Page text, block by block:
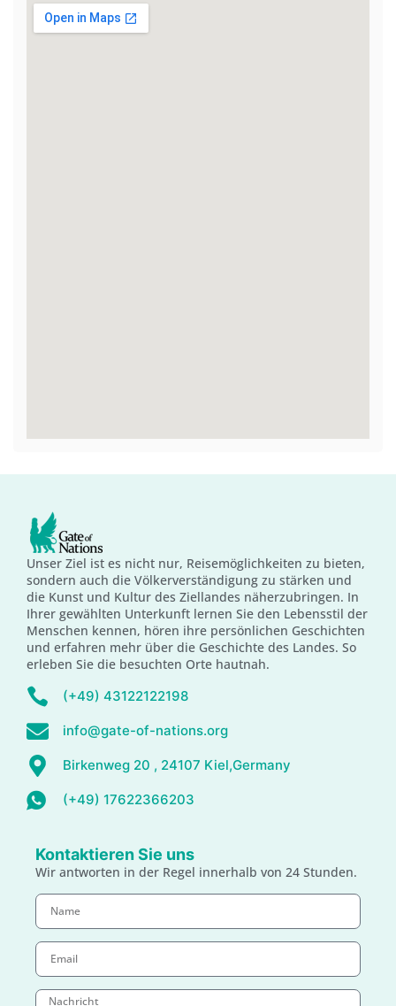
Unser Ziel ist es nicht nur, Reisemöglichkeiten zu bieten,
sondern auch die Völkerverständigung zu stärken und
die Kunst und Kultur des Ziellandes näherzubringen. In
Ihrer gewählten Unterkunft lernen Sie den Lebensstil der
Menschen kennen, hören ihre persönlichen Geschichten
und erfahren mehr über die Geschichte des Landes. So
erleben Sie die besuchten Orte hautnah.
(+49) 43122122198
info@gate-of-nations.org
Birkenweg 20 , 24107 Kiel,Germany
(+49) 17622366203
Kontaktieren Sie uns
Wir antworten in der Regel innerhalb von 24 Stunden.